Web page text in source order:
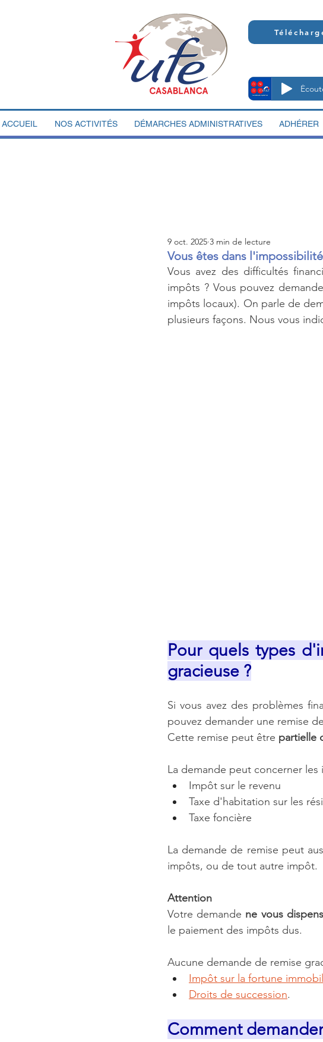
ACCUEIL NOS ACTIVITÉS DÉMARCHES ADMINISTRATIVES ADHÉRER
Vous êtes dans
9 oct. 2025 3 min de lecture
Vous avez des difficultés
impôts ? Vous pouvez
impôts locaux). On parle de
plusieurs façons. Nous vous
Pour quels types
gracieuse ?
Si vous avez des problèmes
pouvez demander une remise
Cette remise peut être partielle
La demande peut concerner les
Impôt sur le revenu
Taxe d'habitation sur les
Taxe foncière
La demande de remise peut
impôts, ou de tout autre impôt.
Attention
Votre demande ne vous
le paiement des impôts dus.
Aucune demande de remise
Impôt sur la fortune
Droits de succession.
Comment